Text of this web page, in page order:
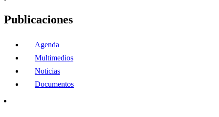
Publicaciones
Agenda
Multimedios
Noticias
Documentos